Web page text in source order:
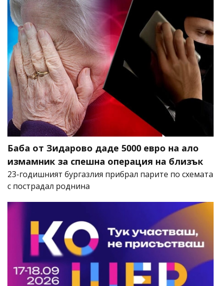
Баба от Зидарово даде 5000 евро на ало
измамник за спешна операция на близък
23-годишният бургазлия прибрал парите по схемата
с пострадал роднина